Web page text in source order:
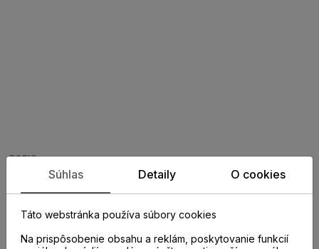
POPIS
L057 (K418, K277) 2,6m
Súhlas Detaily O cookies
Táto webstránka používa súbory cookies
Na prispôsobenie obsahu a reklám, poskytovanie funkcií